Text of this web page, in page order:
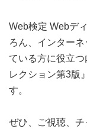
Web検定 Webデ
ろん、インター
ている方に役立
レクション第3版
す。
ぜひ、ご視聴、チ